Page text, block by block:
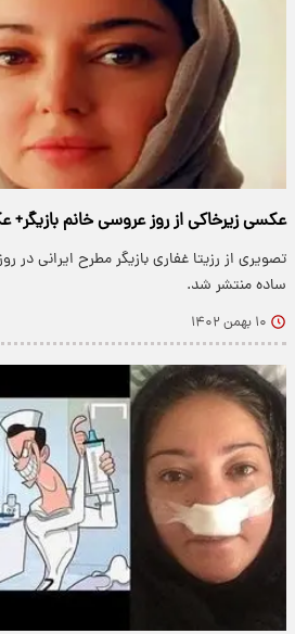
عکسی زیرخاکی از روز عروسی خانم
تصویری از رزیتا غفاری بازیگر مطرح ایرانی
ساده منتشر شد.
۱۰ بهمن ۱۴۰۲